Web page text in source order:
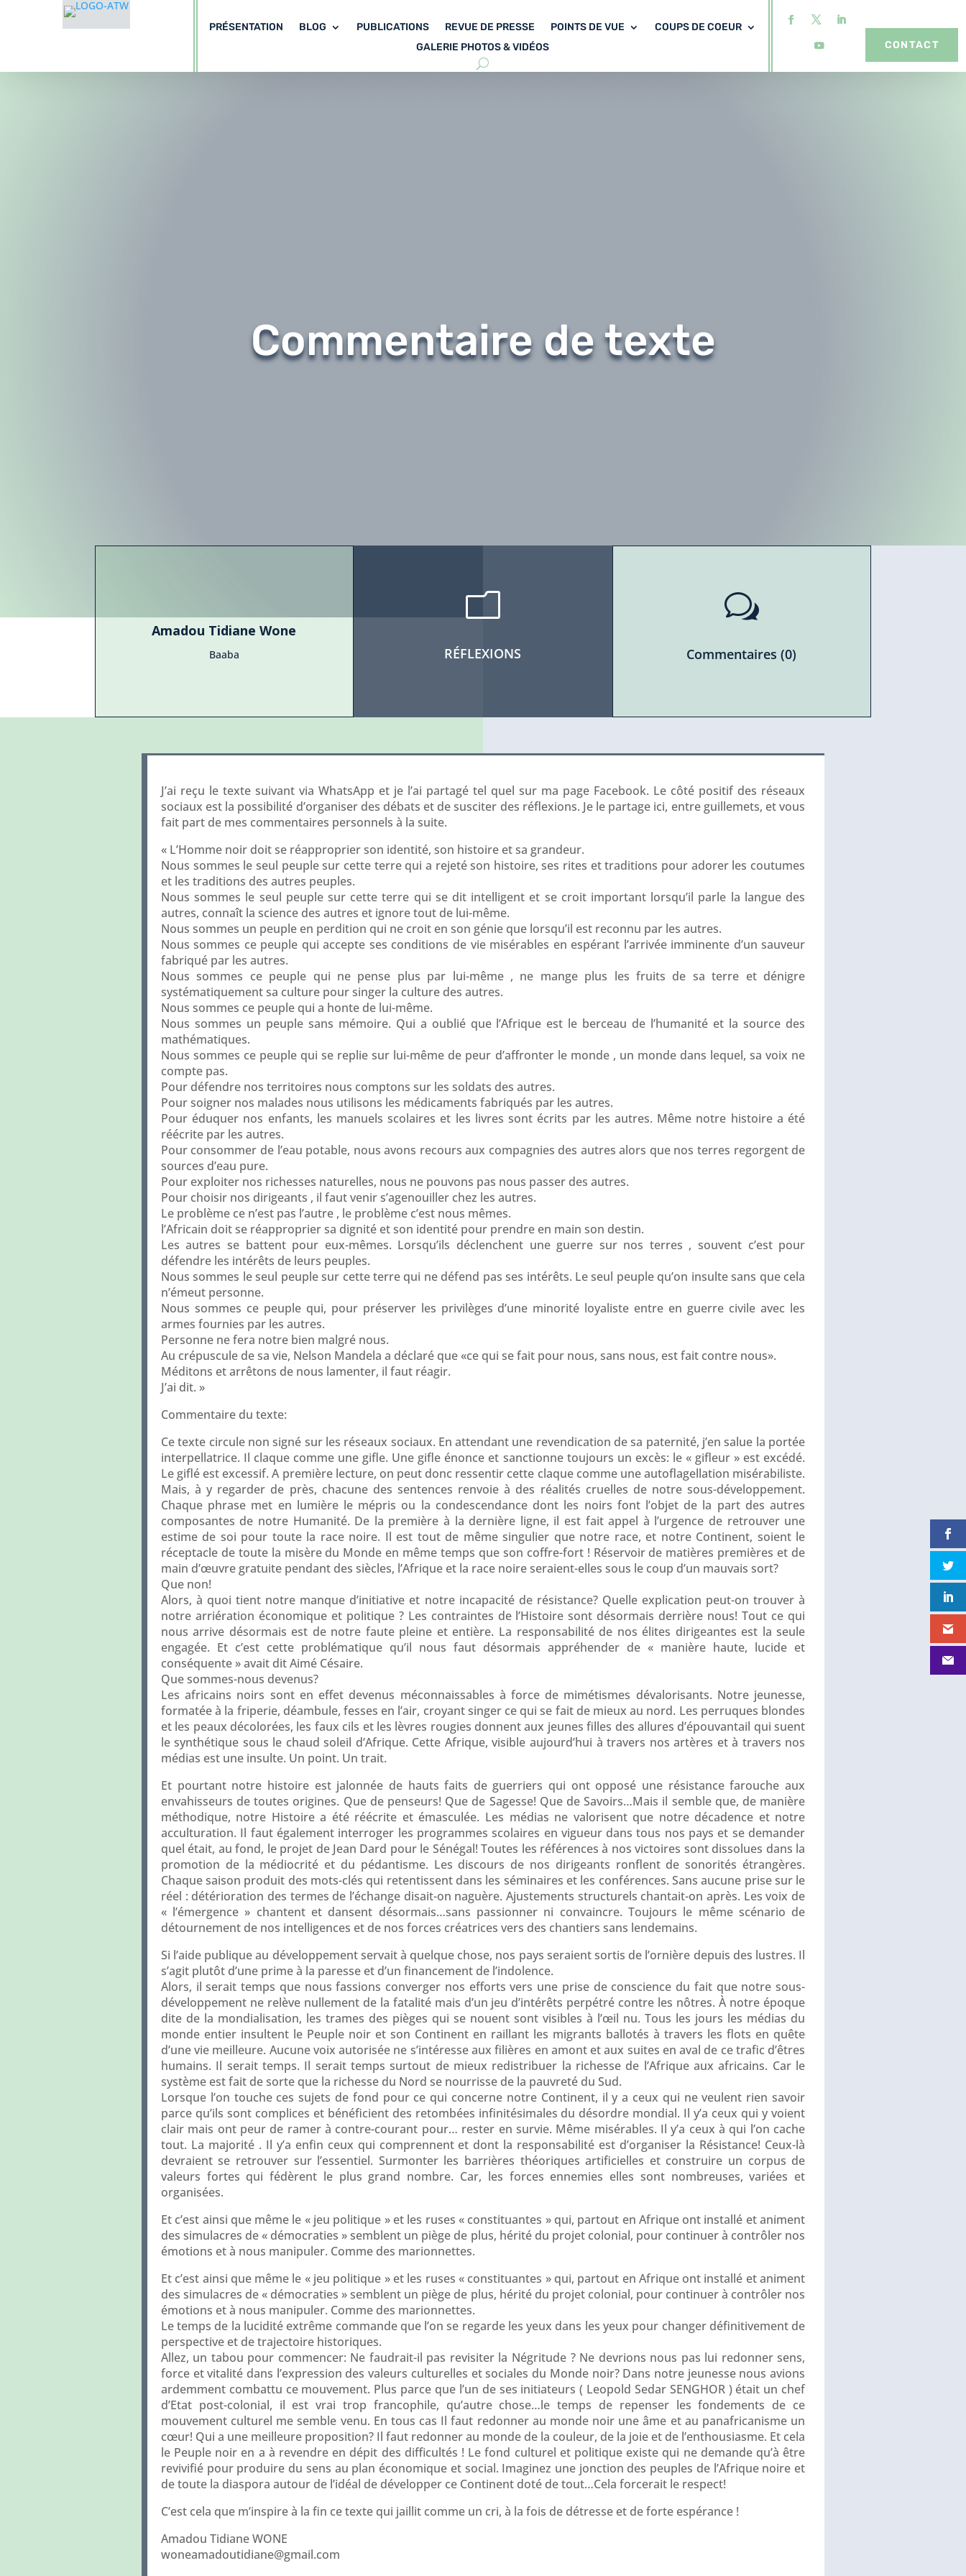
PRÉSENTATION BLOG PUBLICATIONS REVUE DE PRESSE POINTS DE VUE
COUPS DE COEUR
GALERIE PHOTOS & VIDÉOS
CONTACT
Commentaire de texte
Amadou Tidiane Wone
Baaba
m
RÉFLEXIONS
w
Commentaires (0)
J’ai reçu le texte suivant via WhatsApp et je l’ai partagé tel quel sur ma page Facebook. Le côté positif des réseaux
sociaux est la possibilité d’organiser des débats et de susciter des réflexions. Je le partage ici, entre guillemets, et vous
fait part de mes commentaires personnels à la suite.
« L’Homme noir doit se réapproprier son identité, son histoire et sa grandeur.
Nous sommes le seul peuple sur cette terre qui a rejeté son histoire, ses rites et traditions pour adorer les coutumes
et les traditions des autres peuples.
Nous sommes le seul peuple sur cette terre qui se dit intelligent et se croit important lorsqu’il parle la langue des
autres, connaît la science des autres et ignore tout de lui-même.
Nous sommes un peuple en perdition qui ne croit en son génie que lorsqu’il est reconnu par les autres.
Nous sommes ce peuple qui accepte ses conditions de vie misérables en espérant l’arrivée imminente d’un sauveur
fabriqué par les autres.
Nous sommes ce peuple qui ne pense plus par lui-même , ne mange plus les fruits de sa terre et dénigre
systématiquement sa culture pour singer la culture des autres.
Nous sommes ce peuple qui a honte de lui-même.
Nous sommes un peuple sans mémoire. Qui a oublié que l’Afrique est le berceau de l’humanité et la source des
mathématiques.
Nous sommes ce peuple qui se replie sur lui-même de peur d’affronter le monde , un monde dans lequel, sa voix ne
compte pas.
Pour défendre nos territoires nous comptons sur les soldats des autres.
Pour soigner nos malades nous utilisons les médicaments fabriqués par les autres.
Pour éduquer nos enfants, les manuels scolaires et les livres sont écrits par les autres. Même notre histoire a été
réécrite par les autres.
Pour consommer de l’eau potable, nous avons recours aux compagnies des autres alors que nos terres regorgent de
sources d’eau pure.
Pour exploiter nos richesses naturelles, nous ne pouvons pas nous passer des autres.
Pour choisir nos dirigeants , il faut venir s’agenouiller chez les autres.
Le problème ce n’est pas l’autre , le problème c’est nous mêmes.
l’Africain doit se réapproprier sa dignité et son identité pour prendre en main son destin.
Les autres se battent pour eux-mêmes. Lorsqu’ils déclenchent une guerre sur nos terres , souvent c’est pour
défendre les intérêts de leurs peuples.
Nous sommes le seul peuple sur cette terre qui ne défend pas ses intérêts. Le seul peuple qu’on insulte sans que cela
n’émeut personne.
Nous sommes ce peuple qui, pour préserver les privilèges d’une minorité loyaliste entre en guerre civile avec les
armes fournies par les autres.
Personne ne fera notre bien malgré nous.
Au crépuscule de sa vie, Nelson Mandela a déclaré que «ce qui se fait pour nous, sans nous, est fait contre nous».
Méditons et arrêtons de nous lamenter, il faut réagir.
J’ai dit. »
Commentaire du texte:
Ce texte circule non signé sur les réseaux sociaux. En attendant une revendication de sa paternité, j’en salue la portée
interpellatrice. Il claque comme une gifle. Une gifle énonce et sanctionne toujours un excès: le « gifleur » est excédé.
Le giflé est excessif. A première lecture, on peut donc ressentir cette claque comme une autoflagellation misérabiliste.
Mais, à y regarder de près, chacune des sentences renvoie à des réalités cruelles de notre sous-développement.
Chaque phrase met en lumière le mépris ou la condescendance dont les noirs font l’objet de la part des autres
composantes de notre Humanité. De la première à la dernière ligne, il est fait appel à l’urgence de retrouver une
estime de soi pour toute la race noire. Il est tout de même singulier que notre race, et notre Continent, soient le
réceptacle de toute la misère du Monde en même temps que son coffre-fort ! Réservoir de matières premières et de
main d’œuvre gratuite pendant des siècles, l’Afrique et la race noire seraient-elles sous le coup d’un mauvais sort?
Que non!
Alors, à quoi tient notre manque d’initiative et notre incapacité de résistance? Quelle explication peut-on trouver à
notre arriération économique et politique ? Les contraintes de l’Histoire sont désormais derrière nous! Tout ce qui
nous arrive désormais est de notre faute pleine et entière. La responsabilité de nos élites dirigeantes est la seule
engagée. Et c’est cette problématique qu’il nous faut désormais appréhender de « manière haute, lucide et
conséquente » avait dit Aimé Césaire.
Que sommes-nous devenus?
Les africains noirs sont en effet devenus méconnaissables à force de mimétismes dévalorisants. Notre jeunesse,
formatée à la friperie, déambule, fesses en l’air, croyant singer ce qui se fait de mieux au nord. Les perruques blondes
et les peaux décolorées, les faux cils et les lèvres rougies donnent aux jeunes filles des allures d’épouvantail qui suent
le synthétique sous le chaud soleil d’Afrique. Cette Afrique, visible aujourd’hui à travers nos artères et à travers nos
médias est une insulte. Un point. Un trait.
Et pourtant notre histoire est jalonnée de hauts faits de guerriers qui ont opposé une résistance farouche aux
envahisseurs de toutes origines. Que de penseurs! Que de Sagesse! Que de Savoirs…Mais il semble que, de manière
méthodique, notre Histoire a été réécrite et émasculée. Les médias ne valorisent que notre décadence et notre
acculturation. Il faut également interroger les programmes scolaires en vigueur dans tous nos pays et se demander
quel était, au fond, le projet de Jean Dard pour le Sénégal! Toutes les références à nos victoires sont dissolues dans la
promotion de la médiocrité et du pédantisme. Les discours de nos dirigeants ronflent de sonorités étrangères.
Chaque saison produit des mots-clés qui retentissent dans les séminaires et les conférences. Sans aucune prise sur le
réel : détérioration des termes de l’échange disait-on naguère. Ajustements structurels chantait-on après. Les voix de
« l’émergence » chantent et dansent désormais…sans passionner ni convaincre. Toujours le même scénario de
détournement de nos intelligences et de nos forces créatrices vers des chantiers sans lendemains.
Si l’aide publique au développement servait à quelque chose, nos pays seraient sortis de l’ornière depuis des lustres. Il
s’agit plutôt d’une prime à la paresse et d’un financement de l’indolence.
Alors, il serait temps que nous fassions converger nos efforts vers une prise de conscience du fait que notre sous-
développement ne relève nullement de la fatalité mais d’un jeu d’intérêts perpétré contre les nôtres. À notre époque
dite de la mondialisation, les trames des pièges qui se nouent sont visibles à l’œil nu. Tous les jours les médias du
monde entier insultent le Peuple noir et son Continent en raillant les migrants ballotés à travers les flots en quête
d’une vie meilleure. Aucune voix autorisée ne s’intéresse aux filières en amont et aux suites en aval de ce trafic d’êtres
humains. Il serait temps. Il serait temps surtout de mieux redistribuer la richesse de l’Afrique aux africains. Car le
système est fait de sorte que la richesse du Nord se nourrisse de la pauvreté du Sud.
Lorsque l’on touche ces sujets de fond pour ce qui concerne notre Continent, il y a ceux qui ne veulent rien savoir
parce qu’ils sont complices et bénéficient des retombées infinitésimales du désordre mondial. Il y’a ceux qui y voient
clair mais ont peur de ramer à contre-courant pour… rester en survie. Même misérables. Il y’a ceux à qui l’on cache
tout. La majorité . Il y’a enfin ceux qui comprennent et dont la responsabilité est d’organiser la Résistance! Ceux-là
devraient se retrouver sur l’essentiel. Surmonter les barrières théoriques artificielles et construire un corpus de
valeurs fortes qui fédèrent le plus grand nombre. Car, les forces ennemies elles sont nombreuses, variées et
organisées.
Et c’est ainsi que même le « jeu politique » et les ruses « constituantes » qui, partout en Afrique ont installé et animent
des simulacres de « démocraties » semblent un piège de plus, hérité du projet colonial, pour continuer à contrôler nos
émotions et à nous manipuler. Comme des marionnettes.
Et c’est ainsi que même le « jeu politique » et les ruses « constituantes » qui, partout en Afrique ont installé et animent
des simulacres de « démocraties » semblent un piège de plus, hérité du projet colonial, pour continuer à contrôler nos
émotions et à nous manipuler. Comme des marionnettes.
Le temps de la lucidité extrême commande que l’on se regarde les yeux dans les yeux pour changer définitivement de
perspective et de trajectoire historiques.
Allez, un tabou pour commencer: Ne faudrait-il pas revisiter la Négritude ? Ne devrions nous pas lui redonner sens,
force et vitalité dans l’expression des valeurs culturelles et sociales du Monde noir? Dans notre jeunesse nous avions
ardemment combattu ce mouvement. Plus parce que l’un de ses initiateurs ( Leopold Sedar SENGHOR ) était un chef
d’Etat post-colonial, il est vrai trop francophile, qu’autre chose…le temps de repenser les fondements de ce
mouvement culturel me semble venu. En tous cas Il faut redonner au monde noir une âme et au panafricanisme un
cœur! Qui a une meilleure proposition? Il faut redonner au monde de la couleur, de la joie et de l’enthousiasme. Et cela
le Peuple noir en a à revendre en dépit des difficultés ! Le fond culturel et politique existe qui ne demande qu’à être
revivifié pour produire du sens au plan économique et social. Imaginez une jonction des peuples de l’Afrique noire et
de toute la diaspora autour de l’idéal de développer ce Continent doté de tout…Cela forcerait le respect!
C’est cela que m’inspire à la fin ce texte qui jaillit comme un cri, à la fois de détresse et de forte espérance !
Amadou Tidiane WONE
woneamadoutidiane@gmail.com